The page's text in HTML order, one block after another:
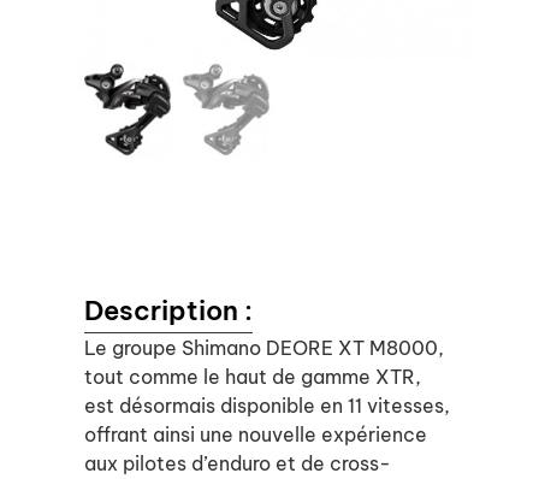
Description :
Le groupe Shimano DEORE XT M8000,
tout comme le haut de gamme XTR,
est désormais disponible en 11 vitesses,
offrant ainsi une nouvelle expérience
aux pilotes d’enduro et de cross-